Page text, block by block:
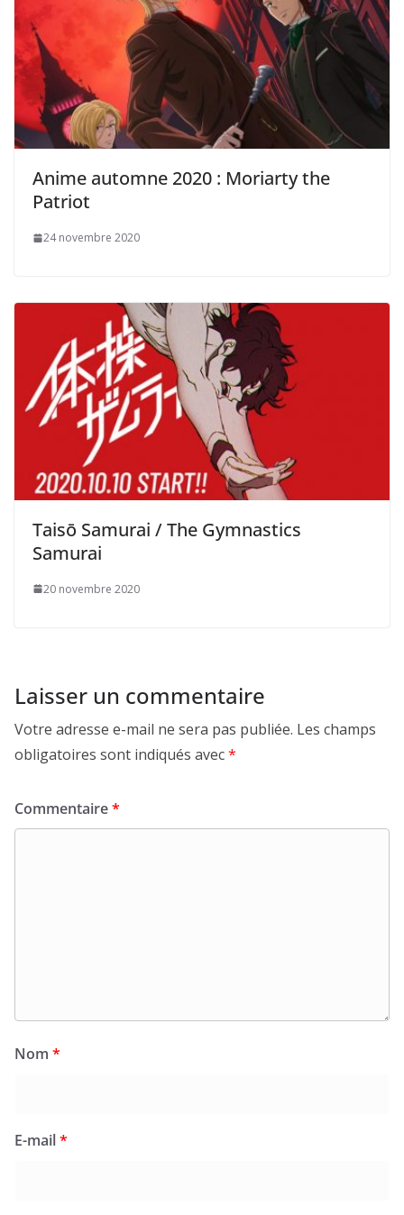
Anime automne 2020 : Moriarty the
Patriot
24 novembre 2020
Taisō Samurai / The Gymnastics
Samurai
20 novembre 2020
Laisser un commentaire
Votre adresse e-mail ne sera pas publiée. Les champs
obligatoires sont indiqués avec*
Commentaire*
Nom *
E-mail*